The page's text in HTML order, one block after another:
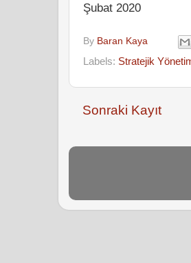
Şubat 2020
By Baran Kaya
Labels: Stratejik
Sonraki Kayıt